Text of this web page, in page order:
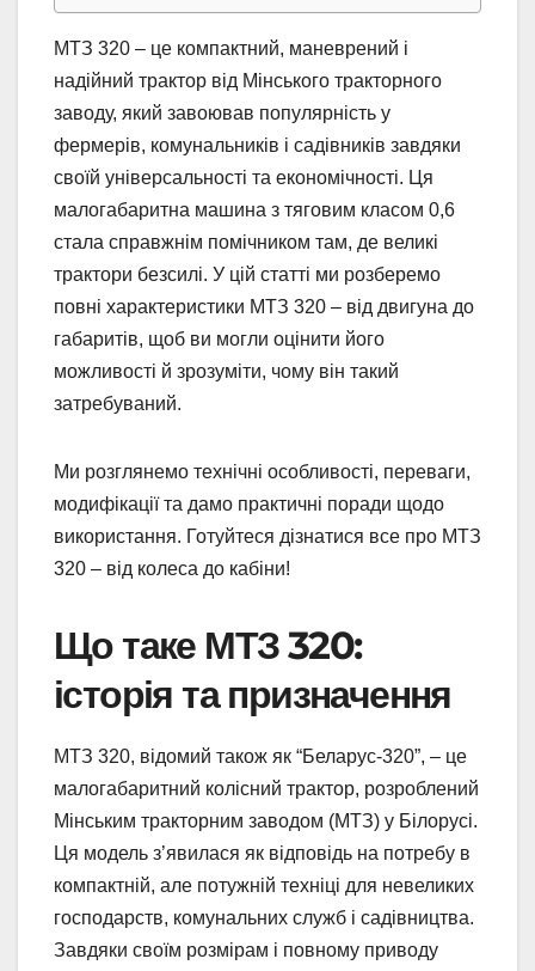
МТЗ 320 – це компактний, маневрений і
надійний трактор від Мінського тракторного
заводу, який завоював популярність у
фермерів, комунальників і садівників завдяки
своїй універсальності та економічності. Ця
малогабаритна машина з тяговим класом 0,6
стала справжнім помічником там, де великі
трактори безсилі. У цій статті ми розберемо
повні характеристики МТЗ 320 – від двигуна до
габаритів, щоб ви могли оцінити його
можливості й зрозуміти, чому він такий
затребуваний.
Ми розглянемо технічні особливості, переваги,
модифікації та дамо практичні поради щодо
використання. Готуйтеся дізнатися все про МТЗ
320 – від колеса до кабіни!
Що таке МТЗ 320:
історія та призначення
МТЗ 320, відомий також як “Беларус-320”, – це
малогабаритний колісний трактор, розроблений
Мінським тракторним заводом (МТЗ) у Білорусі.
Ця модель з’явилася як відповідь на потребу в
компактній, але потужній техніці для невеликих
господарств, комунальних служб і садівництва.
Завдяки своїм розмірам і повному приводу